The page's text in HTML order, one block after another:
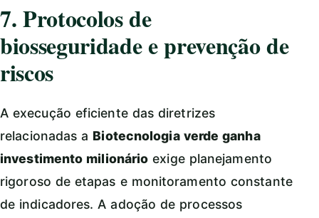
7. Protocolos de
biosseguridade e prevenção de
riscos
A execução eficiente das diretrizes
relacionadas a Biotecnologia verde ganha
investimento milionário exige planejamento
rigoroso de etapas e monitoramento constante
de indicadores. A adoção de processos